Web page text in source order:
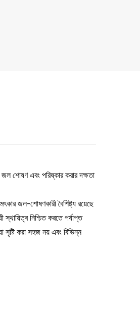
শোষণ এবং পরিষ্কার করার দক্ষতা
জল-শোষণকারী বৈশিষ্ট্য রয়েছে
নিশ্চিত করতে পর্যাপ্ত
করা সহজ নয় এবং বিভিন্ন